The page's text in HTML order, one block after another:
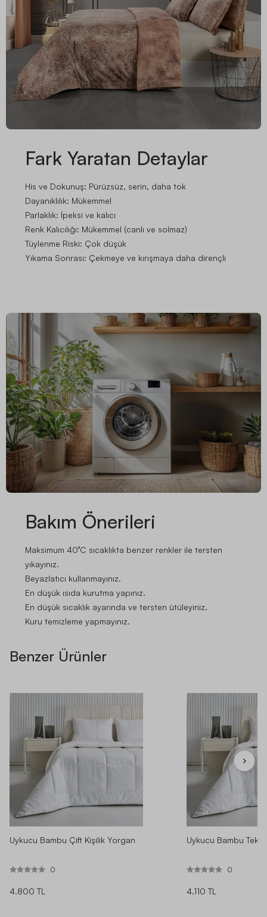
Fark Yaratan Detaylar
His ve Dokunuş: Pürüzsüz, serin, daha tok
Dayanıklılık: Mükemmel
Parlaklık: İpeksi ve kalıcı
Renk Kalıcılığı: Mükemmel (canlı ve solmaz)
Tüylenme Riski: Çok düşük
Yıkama Sonrası: Çekmeye ve kırışmaya daha dirençli
Bakım Önerileri
Maksimum 40°C sıcaklıkta benzer renkler ile tersten
yıkayınız.
Beyazlatıcı kullanmayınız.
En düşük ısıda kurutma yapınız.
En düşük sıcaklık ayarında ve tersten ütüleyiniz.
Kuru temizleme yapmayınız.
Benzer Ürünler
Uykucu Bambu Çift Kişilik Yorgan
0
4.800 TL
Uykucu Bambu Tek
0
4.110 TL